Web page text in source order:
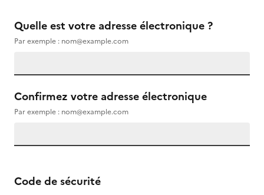
Quelle est votre adresse électronique ?
Par exemple : nom@example.com
Confirmez votre adresse électronique
Par exemple : nom@example.com
Code de sécurité